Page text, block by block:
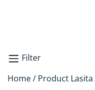
Filter
Zoeken
Home/ Product